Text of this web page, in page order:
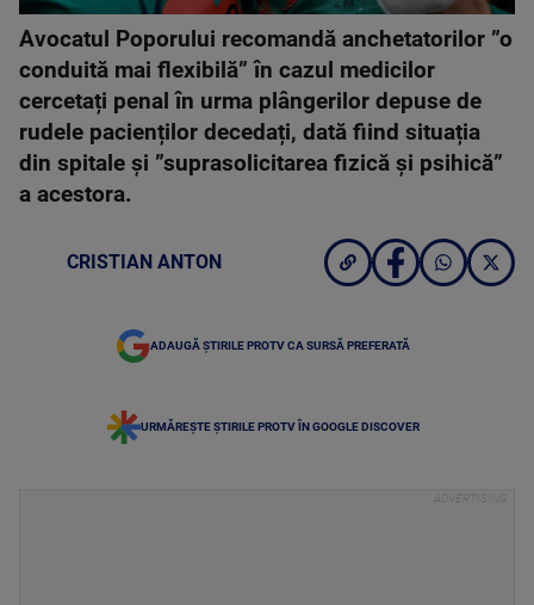
Avocatul Poporului recomandă anchetatorilor ”o
conduită mai flexibilă” în cazul medicilor
cercetați penal în urma plângerilor depuse de
rudele pacienților decedați, dată fiind situația
din spitale și ”suprasolicitarea fizică și psihică”
a acestora.
CRISTIAN ANTON
ADAUGĂ ȘTIRILE PROTV CA SURSĂ PREFERATĂ
URMĂREȘTE ȘTIRILE PROTV ÎN GOOGLE DISCOVER